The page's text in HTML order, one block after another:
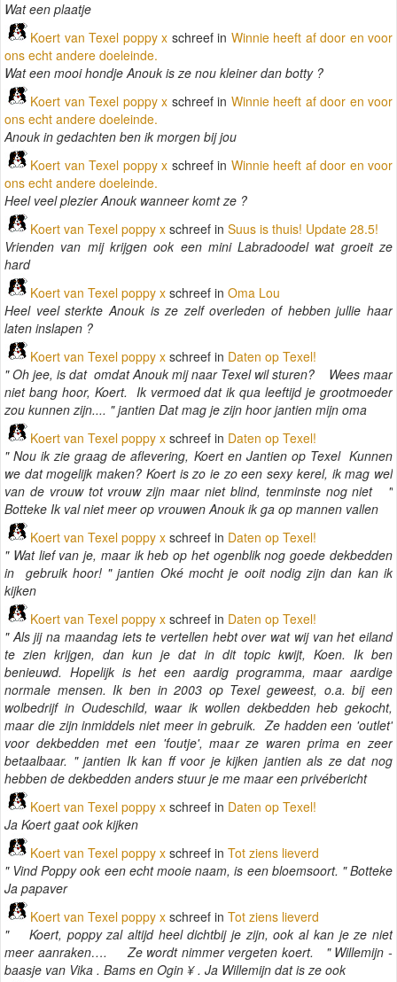
Wat een plaatje
Koert van Texel poppy x schreef in Winnie heeft af door en voor
ons echt andere doeleinde.
Wat een mooi hondje Anouk is ze nou kleiner dan botty ?
Koert van Texel poppy x schreef in Winnie heeft af door en voor
ons echt andere doeleinde.
Anouk in gedachten ben ik morgen bij jou
Koert van Texel poppy x schreef in Winnie heeft af door en voor
ons echt andere doeleinde.
Heel veel plezier Anouk wanneer komt ze ?
Koert van Texel poppy x schreef in Suus is thuis! Update 28.5!
Vrienden van mij krijgen ook een mini Labradoodel wat groeit ze
hard
Koert van Texel poppy x schreef in Oma Lou
Heel veel sterkte Anouk is ze zelf overleden of hebben jullie haar
laten inslapen ?
Koert van Texel poppy x schreef in Daten op Texel!
" Oh jee, is dat omdat Anouk mij naar Texel wil sturen? Wees maar
niet bang hoor, Koert. Ik vermoed dat ik qua leeftijd je grootmoeder
zou kunnen zijn.... " jantien Dat mag je zijn hoor jantien mijn oma
Koert van Texel poppy x schreef in Daten op Texel!
" Nou ik zie graag de aflevering, Koert en Jantien op Texel Kunnen
we dat mogelijk maken? Koert is zo ie zo een sexy kerel, ik mag wel
van de vrouw tot vrouw zijn maar niet blind, tenminste nog niet "
Botteke Ik val niet meer op vrouwen Anouk ik ga op mannen vallen
Koert van Texel poppy x schreef in Daten op Texel!
" Wat lief van je, maar ik heb op het ogenblik nog goede dekbedden
in gebruik hoor! " jantien Oké mocht je ooit nodig zijn dan kan ik
kijken
Koert van Texel poppy x schreef in Daten op Texel!
" Als jij na maandag iets te vertellen hebt over wat wij van het eiland
te zien krijgen, dan kun je dat in dit topic kwijt, Koen. Ik ben
benieuwd. Hopelijk is het een aardig programma, maar aardige
normale mensen. Ik ben in 2003 op Texel geweest, o.a. bij een
wolbedrijf in Oudeschild, waar ik wollen dekbedden heb gekocht,
maar die zijn inmiddels niet meer in gebruik. Ze hadden een 'outlet'
voor dekbedden met een 'foutje', maar ze waren prima en zeer
betaalbaar. " jantien Ik kan ff voor je kijken jantien als ze dat nog
hebben de dekbedden anders stuur je me maar een privébericht
Koert van Texel poppy x schreef in Daten op Texel!
Ja Koert gaat ook kijken
Koert van Texel poppy x schreef in Tot ziens lieverd
" Vind Poppy ook een echt mooie naam, is een bloemsoort. " Botteke
Ja papaver
Koert van Texel poppy x schreef in Tot ziens lieverd
" Koert, poppy zal altijd heel dichtbij je zijn, ook al kan je ze niet
meer aanraken…. Ze wordt nimmer vergeten koert. " Willemijn -
baasje van Vika . Bams en Ogin ¥ . Ja Willemijn dat is ze ook